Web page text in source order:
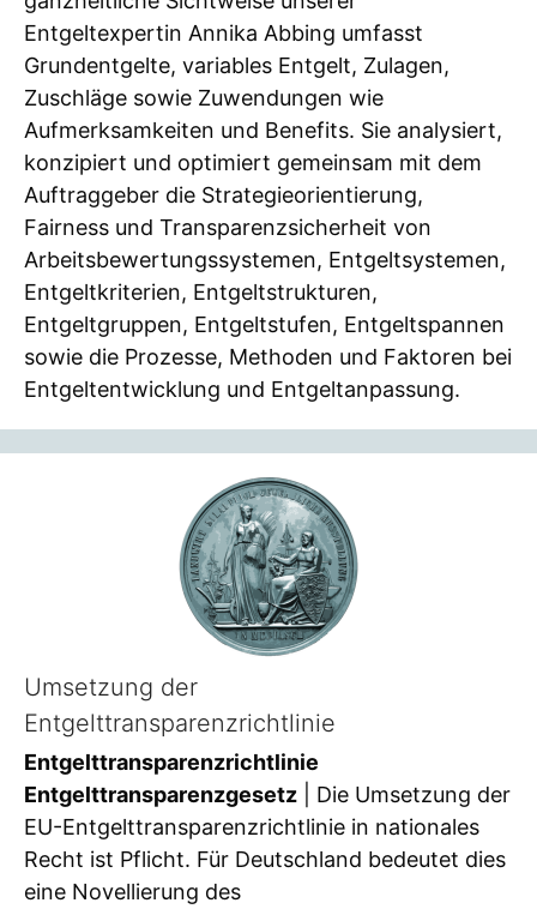
Entgeltexpertin Annika Abbing umfasst
Grundentgelte, variables Entgelt, Zulagen,
Zuschläge sowie Zuwendungen wie
Aufmerksamkeiten und Benefits. Sie analysiert,
konzipiert und optimiert gemeinsam mit dem
Auftraggeber die Strategieorientierung,
Fairness und Transparenzsicherheit von
Arbeitsbewertungssystemen, Entgeltsystemen,
Entgeltkriterien, Entgeltstrukturen,
Entgeltgruppen, Entgeltstufen, Entgeltspannen
sowie die Prozesse, Methoden und Faktoren bei
Entgeltentwicklung und Entgeltanpassung.
Umsetzung der
Entgelttransparenzrichtlinie
Entgelttransparenzrichtlinie
Entgelttransparenzgesetz | Die Umsetzung der
EU-Entgelttransparenzrichtlinie in nationales
Recht ist Pflicht. Für Deutschland bedeutet dies
eine Novellierung des